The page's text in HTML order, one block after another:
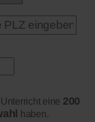
eine 200
haben.